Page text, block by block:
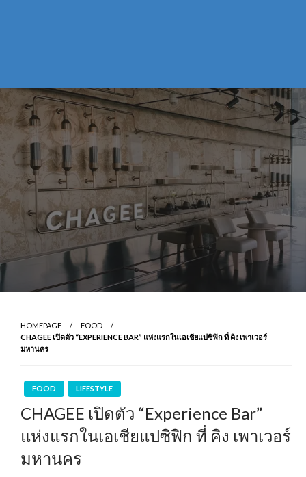
HOMEPAGE
FOOD
CHAGEE เปิดตัว “EXPERIENCE BAR” แห่งแรกในเอเชียแปซิฟิก ที่ คิง เพาเวอร์
มหานคร
FOOD LIFESTYLE
CHAGEE เปิดตัว “Experience Bar”
แห่งแรกในเอเชียแปซิฟิก ที่ คิง เพาเวอร์
มหานคร